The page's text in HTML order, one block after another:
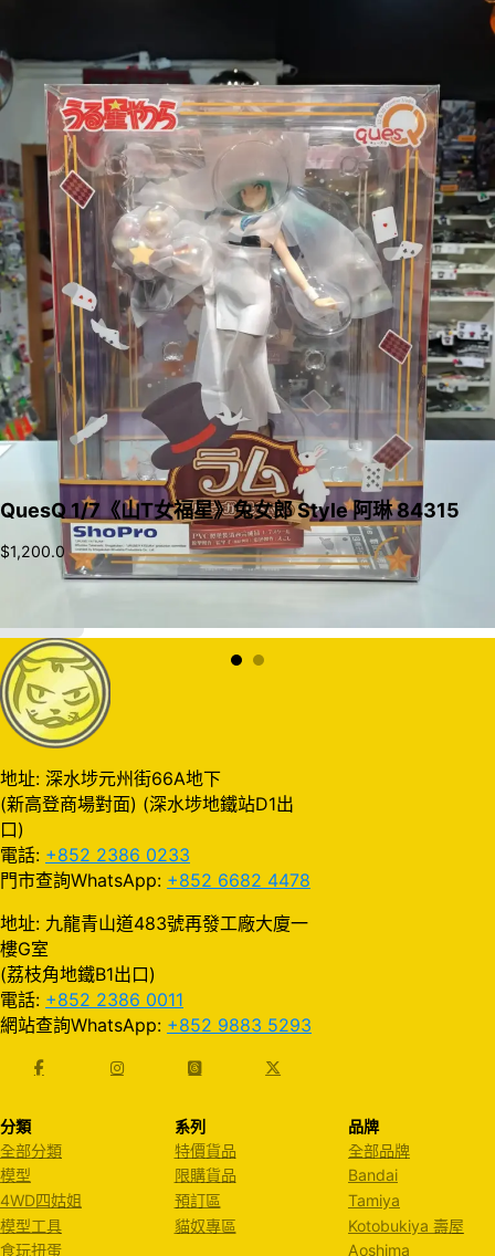
QuesQ 1/7《山T女福星》兔女郎 Style 阿琳 84315
$1,200.0
地址: 深水埗元州街66A地下
(新高登商場對面) (深水埗地鐵站D1出
口)
電話: +852 2386 0233
門市查詢WhatsApp: +852 6682 4478
地址: 九龍青山道483號再發工廠大廈一
樓G室
(荔枝角地鐵B1出口)
電話: +852 2386 0011
網站查詢WhatsApp: +852 9883 5293
分類
全部分類
模型
4WD四姑姐
模型工具
食玩扭蛋
系列
特價貨品
限購貨品
預訂區
貓奴專區
品牌
全部品牌
Bandai
Tamiya
Kotobukiya 壽屋
Aoshima